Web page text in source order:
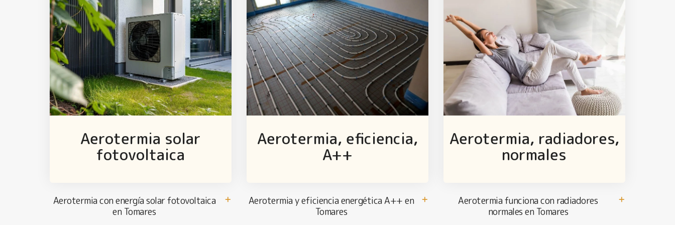
Aerotermia solar
fotovoltaica
Aerotermia con energía solar fotovoltaica
en Tomares
Aerotermia, eficiencia,
A++
Aerotermia y eficiencia energética A++ en
Tomares
Aerotermia, radiadores,
normales
Aerotermia funciona con radiadores
normales en Tomares